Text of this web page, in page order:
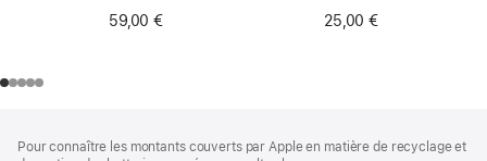
59,00 €
25,00 €
de
Pour connaître les montants couverts par Apple en matière de recyclage et